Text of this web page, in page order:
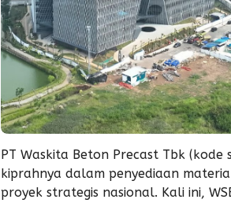
PT Waskita Beton Precast Tbk (kode
kiprahnya dalam penyediaan
proyek strategis nasional. Kali ini,